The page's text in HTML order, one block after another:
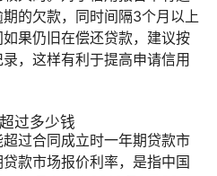
的欠款，同时间隔3个月以上
果仍旧在偿还贷款，建议按
，这样有利于提高申请信用
过多少钱
过合同成立时一年期贷款市
款市场报价利率，是指中国